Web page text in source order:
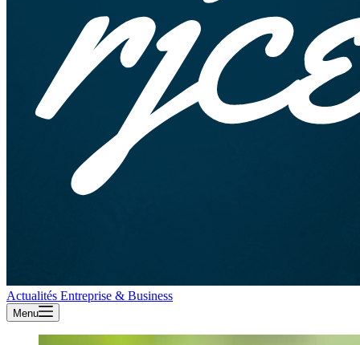
Actualités Entreprise & Business
Menu